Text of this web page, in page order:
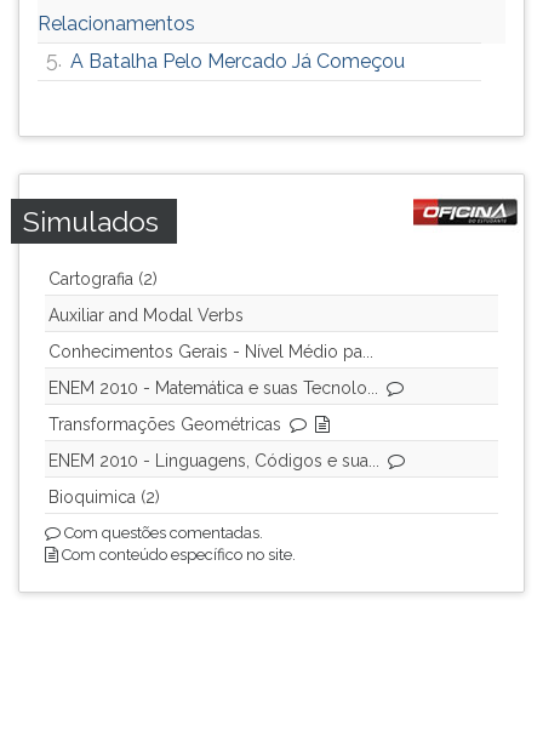
Relacionamentos
5. A Batalha Pelo Mercado Já Começou
Simulados
Cartografia (2)
Auxiliar and Modal Verbs
Conhecimentos Gerais - Nível Médio pa...
ENEM 2010 - Matemática e suas Tecnolo...
Transformações Geométricas
ENEM 2010 - Linguagens, Códigos e sua...
Bioquimica (2)
Com questões comentadas.
Com conteúdo específico no site.